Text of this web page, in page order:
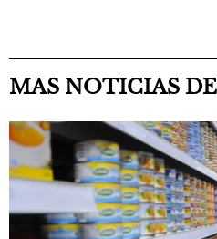
MAS NOTICIAS